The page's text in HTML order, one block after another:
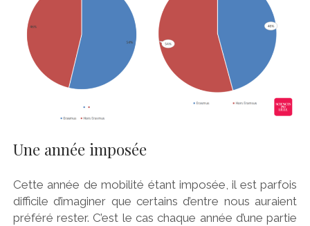
Une année imposée
Cette année de mobilité étant imposée, il est parfois
difficile d’imaginer que certains d’entre nous auraient
préféré rester. C’est le cas chaque année d’une partie